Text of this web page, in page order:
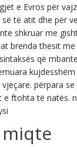
e Evros për
të atit dhe për
shkruar me
brenda thesit
që
përpara
e ftohta të natës.